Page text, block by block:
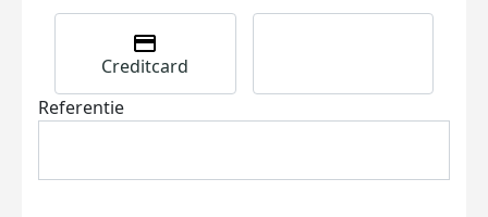
Creditcard
Referentie